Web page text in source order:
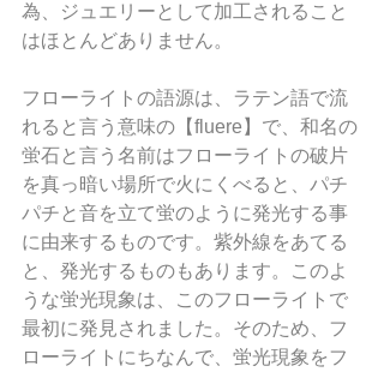
為、ジュエリーとして加工されること
はほとんどありません。
フローライトの語源は、ラテン語で流
れると言う意味の【fluere】で、和名の
蛍石と言う名前はフローライトの破片
を真っ暗い場所で火にくべると、パチ
パチと音を立て蛍のように発光する事
に由来するものです。紫外線をあてる
と、発光するものもあります。このよ
うな蛍光現象は、このフローライトで
最初に発見されました。そのため、フ
ローライトにちなんで、蛍光現象をフ